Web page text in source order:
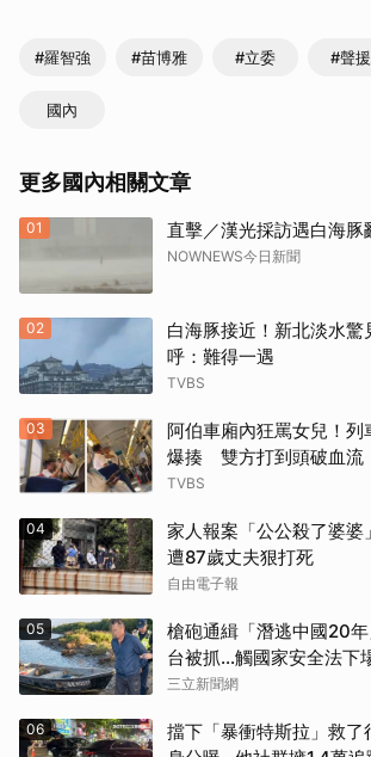
#羅智強 #苗博雅 #立委 #聲援
國內
更多國內相關文章
01 直擊／漢光採訪遇白海豚
NOWNEWS今日新聞
02
白海豚接近！新北淡水
呼：難得一遇
TVBS
03
阿伯車廂內狂罵女兒！列
爆揍 雙方打到頭破血流
TVBS
04
家人報案「公公殺了婆
遭87歲丈夫狠打死
自由電子報
05
槍砲通緝「潛逃中國20
台被抓…觸國家安全法下
三立新聞網
06
擋下「暴衝特斯拉」救了